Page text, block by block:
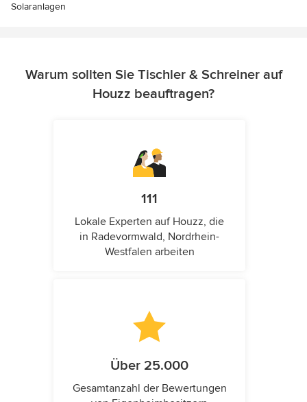
Solaranlagen
Warum sollten Sie Tischler & Schreiner auf
Houzz beauftragen?
111
Lokale Experten auf Houzz, die
in Radevormwald, Nordrhein-
Westfalen arbeiten
Über 25.000
Gesamtanzahl der Bewertungen